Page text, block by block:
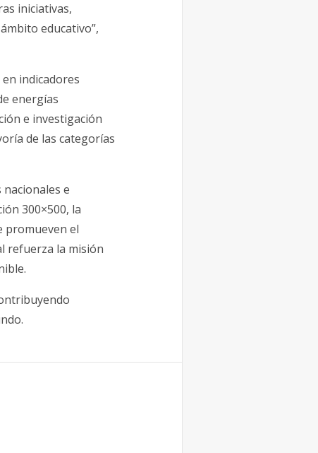
iniciativas,
educativo”,
indicadores
energías
e investigación
de las categorías
e
300×500, la
promueven el
refuerza la misión